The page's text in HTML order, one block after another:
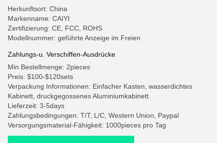
Herkunftsort: China
Markenname: CAIYI
Zertifizierung: CE, FCC, ROHS
Modellnummer: geführte Anzeige im Freien
Zahlungs-u. Verschiffen-Ausdrücke
Min Bestellmenge: 2pieces
Preis: $100-$120sets
Verpackung Informationen: Einfacher Kasten, wasserdichtes
Kabinett, druckgegossenes Aluminiumkabinett
Lieferzeit: 3-5days
Zahlungsbedingungen: T/T, L/C, Western Union, Paypal
Versorgungsmaterial-Fähigkeit: 1000pieces pro Tag